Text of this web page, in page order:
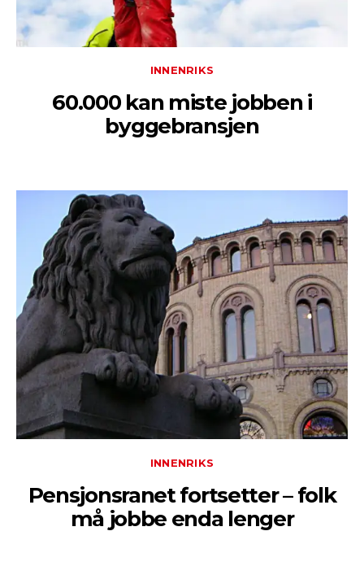
INNENRIKS
60.000 kan miste jobben i
byggebransjen
INNENRIKS
Pensjonsranet fortsetter – folk
må jobbe enda lenger